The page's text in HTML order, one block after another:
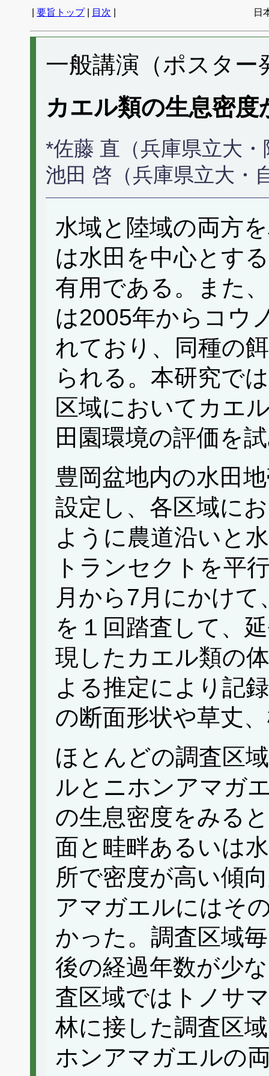
要旨トップ| 目次 日
一般講演（ポスター
カエル類の生息密
*佐藤 直（兵庫県立大
池田 啓（兵庫県立大・
水域と陸域の両方
は水田を中心とす
有用である。また
は2005年からコウ
れており、同種の
られる。本研究で
区域においてカエ
田園環境の評価を
豊岡盆地内の水田
設定し、各区域に
ように農道沿いと
トランセクトを平
月から7月にかけ
を１回踏査して、
現したカエル類の
よる推定により記
の断面形状や草丈
ほとんどの調査区
ルとニホンアマガ
の生息密度をみる
面と畦畔あるいは
所で密度が高い傾
アマガエルにはそ
かった。調査区域
後の経過年数が少
査区域ではトノサ
林に接した調査区
ホンアマガエルの